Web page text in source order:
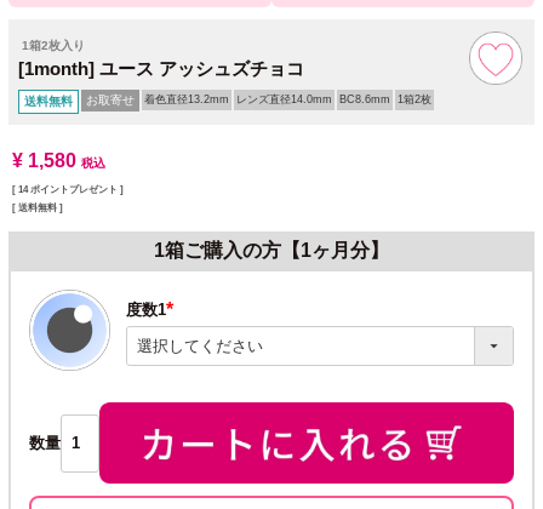
1箱2枚入り
[1month] ユース アッシュズチョコ
送料無料 お取寄せ 着色直径13.2mm レンズ直径14.0mm BC8.6mm 1箱2枚
¥ 1,580 税込
[ 14 ポイントプレゼント ]
送料無料
1箱ご購入の方【1ヶ月分】
度数1
(必
須)
数量